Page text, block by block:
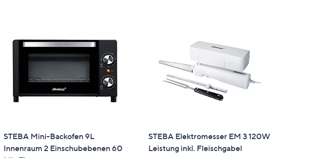
STEBA Mini-Backofen 9L
Innenraum 2 Einschubebenen 60
STEBA Elektromesser EM 3 120W
Leistung inkl. Fleischgabel